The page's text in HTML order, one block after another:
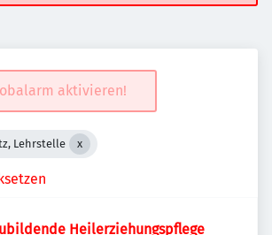
aktivieren!
Lehrstelle
Heilerziehungspflege